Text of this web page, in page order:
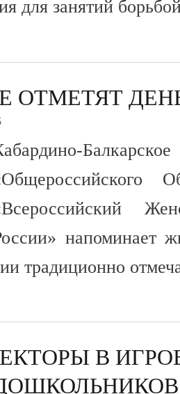
для занятий
ОТМЕТЯТ
напоминает
традиционно
В